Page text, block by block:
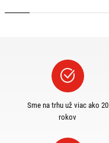
Sme na trhu už viac ako 20
rokov